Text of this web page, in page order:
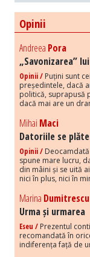
Opinii
Andreea Pora
„Savonizarea”
Opinii / Puțini sunt
președintele, dacă
politică, suprapusă
dacă mai are un
Mihai Maci
Datoriile se
Opinii /
spune mare lucru,
din mâini și se uită
nici în plus, nici în
Marina Dumitrescu
Urma și urmarea
Eseu / Prezentul
recomandată în
indiferența față de